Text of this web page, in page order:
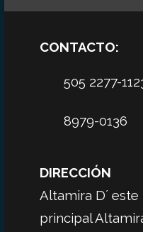
CONTACTO:
505 2277-
8979-0136
DIRECCIÓN
Altamira D´ este
principal